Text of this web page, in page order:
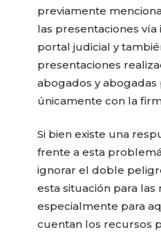
previamente
las presentaciones
portal judicial y
presentaciones
abogados y
únicamente con la
Si bien existe una
frente a esta
ignorar el doble
esta situación para
especialmente para
cuentan los recursos